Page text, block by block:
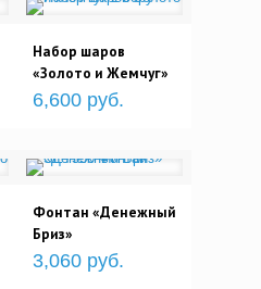
Набор шаров
«Золото и Жемчуг»
6,600 руб.
Фонтан «Денежный
Бриз»
3,060 руб.